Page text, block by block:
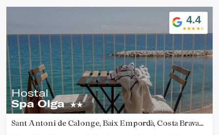
4.4
Hostal
Spa Olga
Sant Antoni de Calonge, Baix Empordà, Costa Brava